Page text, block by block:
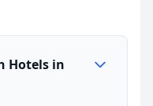
Hotels in